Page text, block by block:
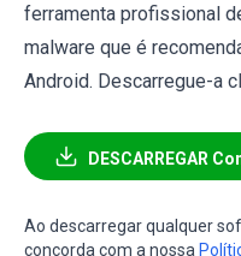
ferramenta profissional
malware que é
Android. Descarregue-a
DESCARREGAR
Ao descarregar qualquer
concorda com a nossa